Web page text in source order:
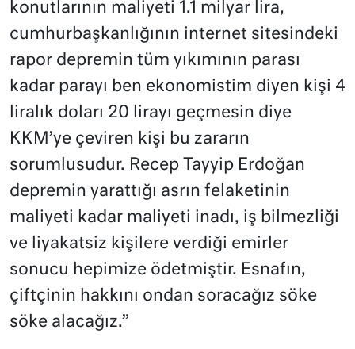
konutlarının maliyeti 1.1 milyar lira,
cumhurbaşkanlığının internet sitesindeki
rapor depremin tüm yıkımının parası
kadar parayı ben ekonomistim diyen kişi 4
liralık doları 20 lirayı geçmesin diye
KKM’ye çeviren kişi bu zararın
sorumlusudur. Recep Tayyip Erdoğan
depremin yarattığı asrın felaketinin
maliyeti kadar maliyeti inadı, iş bilmezliği
ve liyakatsiz kişilere verdiği emirler
sonucu hepimize ödetmiştir. Esnafın,
çiftçinin hakkını ondan soracağız söke
söke alacağız.”